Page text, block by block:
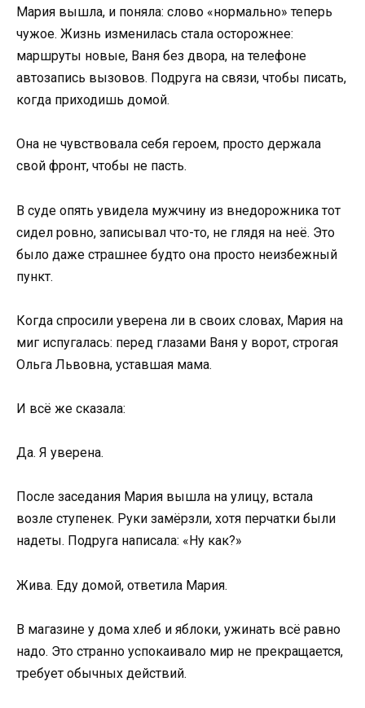
Мария вышла, и поняла: слово «нормально» теперь
чужое. Жизнь изменилась стала осторожнее:
маршруты новые, Ваня без двора, на телефоне
автозапись вызовов. Подруга на связи, чтобы писать,
когда приходишь домой.
Она не чувствовала себя героем, просто держала
свой фронт, чтобы не пасть.
В суде опять увидела мужчину из внедорожника тот
сидел ровно, записывал что-то, не глядя на неё. Это
было даже страшнее будто она просто неизбежный
пункт.
Когда спросили уверена ли в своих словах, Мария на
миг испугалась: перед глазами Ваня у ворот, строгая
Ольга Львовна, уставшая мама.
И всё же сказала:
Да. Я уверена.
После заседания Мария вышла на улицу, встала
возле ступенек. Руки замёрзли, хотя перчатки были
надеты. Подруга написала: «Ну как?»
Жива. Еду домой, ответила Мария.
В магазине у дома хлеб и яблоки, ужинать всё равно
надо. Это странно успокаивало мир не прекращается,
требует обычных действий.